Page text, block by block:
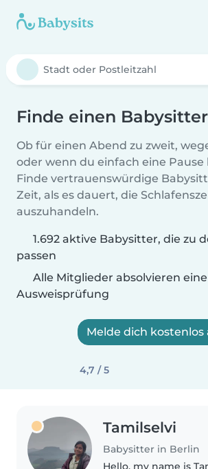
Finde einen Babysitter
Ob für einen Abend zu zweit,
oder wenn du einfach eine Pause
Finde vertrauenswürdige
Zeit, als es dauert, die
auszuhandeln.
1.692 aktive Babysitter, die zu
passen
Alle Mitglieder absolvieren
Ausweisprüfung
Melde dich kostenlos
4,7 / 5
Tamilselvi
Babysitter in Berlin
Hello, my name is